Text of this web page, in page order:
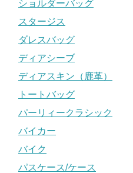
ショルダーバッグ
スタージス
ダレスバッグ
ディアシーブ
ディアスキン（鹿革）
トートバッグ
パーリィークラシック
バイカー
バイク
パスケース/ケース